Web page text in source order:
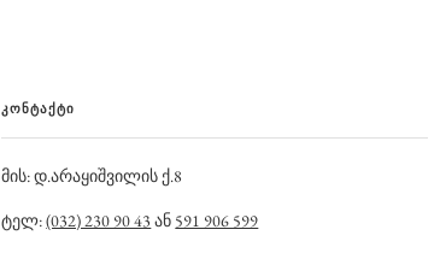
ᲙᲝᲜᲢᲐᲥᲢᲘ
მის: დ.არაყიშვილის ქ.8
ტელ:(032) 230 90 43 ან 591 906 599